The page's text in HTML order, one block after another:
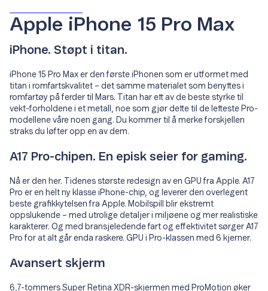
Apple iPhone 15 Pro Max
iPhone. Støpt i titan.
iPhone 15 Pro Max er den første iPhonen som er utformet med
titan i romfartskvalitet – det samme materialet som benyttes i
romfartøy på ferder til Mars. Titan har ett av de beste styrke til
vekt-forholdene i et metall, noe som gjør dette til de letteste Pro-
modellene våre noen gang. Du kommer til å merke forskjellen
straks du løfter opp en av dem.
A17 Pro-chipen. En episk seier for gaming.
Nå er den her. Tidenes største redesign av en GPU fra Apple. A17
Pro er en helt ny klasse iPhone-chip, og leverer den overlegent
beste grafikkytelsen fra Apple. Mobilspill blir ekstremt
oppslukende – med utrolige detaljer i miljøene og mer realistiske
karakterer. Og med bransjeledende fart og effektivitet sørger A17
Pro for at alt går enda raskere. GPU i Pro-klassen med 6 kjerner.
Avansert skjerm
6,7-tommers Super Retina XDR-skjermen med ProMotion øker